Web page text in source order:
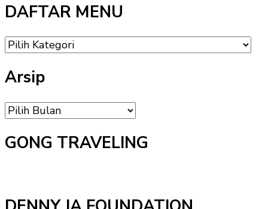
DAFTAR MENU
DAFTAR
MENU
Arsip
Arsip
GONG TRAVELING